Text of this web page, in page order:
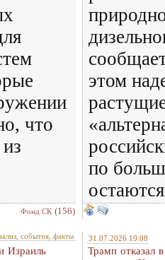
что
Фонд СК (156)
этом
по
события, факты
Израиль
31.07.2026 19:08
Трамп отказал